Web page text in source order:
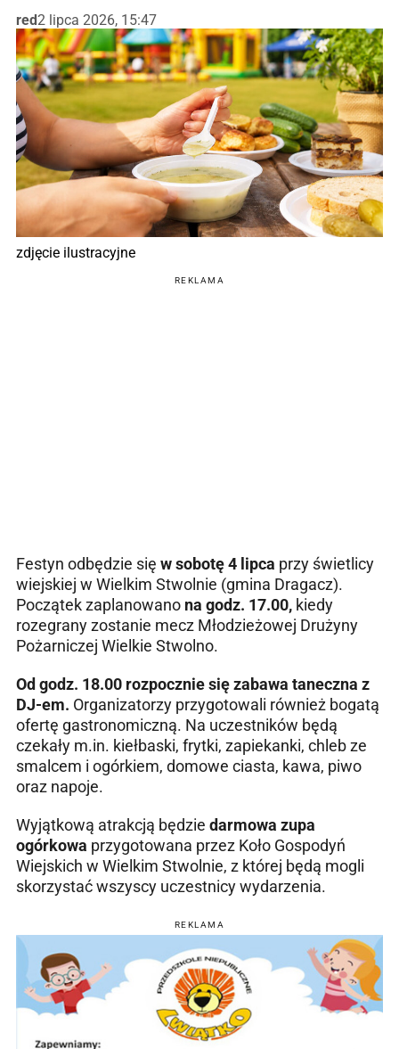
red2 lipca 2026, 15:47
zdjęcie ilustracyjne
REKLAMA
Festyn odbędzie się w sobotę 4 lipca przy świetlicy
wiejskiej w Wielkim Stwolnie (gmina Dragacz).
Początek zaplanowano na godz. 17.00, kiedy
rozegrany zostanie mecz Młodzieżowej Drużyny
Pożarniczej Wielkie Stwolno.
Od godz. 18.00 rozpocznie się zabawa taneczna z
DJ-em. Organizatorzy przygotowali również bogatą
ofertę gastronomiczną. Na uczestników będą
czekały m.in. kiełbaski, frytki, zapiekanki, chleb ze
smalcem i ogórkiem, domowe ciasta, kawa, piwo
oraz napoje.
Wyjątkową atrakcją będzie darmowa zupa
ogórkowa przygotowana przez Koło Gospodyń
Wiejskich w Wielkim Stwolnie, z której będą mogli
skorzystać wszyscy uczestnicy wydarzenia.
REKLAMA